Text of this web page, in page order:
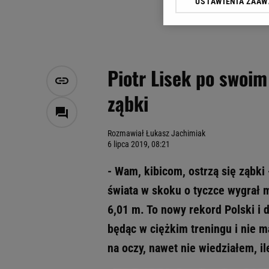
Piotr Lisek po
ząbki
Rozmawiał Łukasz Jachimiak
6 lipca 2019, 08:21
- Wam, kibicom, ostrzą się
świata w skoku o tyczce wygrał
6,01 m. To nowy rekord Polski i
będąc w ciężkim treningu i nie
na oczy, nawet nie wiedziałem,
Klikając „Akceptuję”
Zaufanych Partnerów i
My, nasi Zaufani
Użycie dokładnych